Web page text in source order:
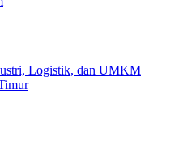
Logistik, dan UMKM